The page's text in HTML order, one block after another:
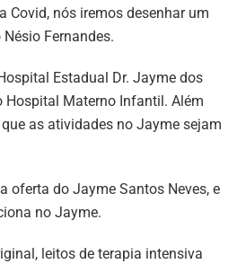
nós iremos desenhar um
Fernandes.
Estadual Dr. Jayme dos
Hospital Materno Infantil. Além
as atividades no Jayme sejam
oferta do Jayme Santos Neves, e
no Jayme.
leitos de terapia intensiva